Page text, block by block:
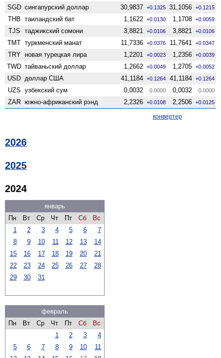
SGD сингапурский доллар 30,9837 +0.1325 31,1056 +0.1215
THB таиландский бат 1,1622 +0.0130 1,1708 +0.0059
TJS таджикский сомони 3,8821 +0.0106 3,8821 +0.0106
TMT туркменский манат 11,7336 +0.0376 11,7641 +0.0347
TRY новая турецкая лира 1,2201 +0.0023 1,2356 +0.0039
TWD тайваньский доллар 1,2662 +0.0049 1,2705 +0.0052
USD доллар США 41,1184 +0.1264 41,1184 +0.1264
UZS узбекский сум 0,0032 0.0000 0,0032 0.0000
ZAR южно-африканский рэнд 2,2326 +0.0108 2,2506 +0.0125
конвертер
2026
2025
2024
январь
Пн
Вт Ср Чт Пт Сб
Вс
1
2 3 4 5 6
7
8
9 10 11 12 13
14
15
16 17 18 19 20
21
22
23 24 25 26 27
28
29
30 31
февраль
Пн
Вт Ср Чт Пт Сб
Вс
1
2 3
4
5
6 7 8 9 10
11